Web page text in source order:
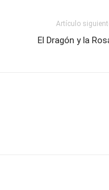
Artículo
El Dragón y la